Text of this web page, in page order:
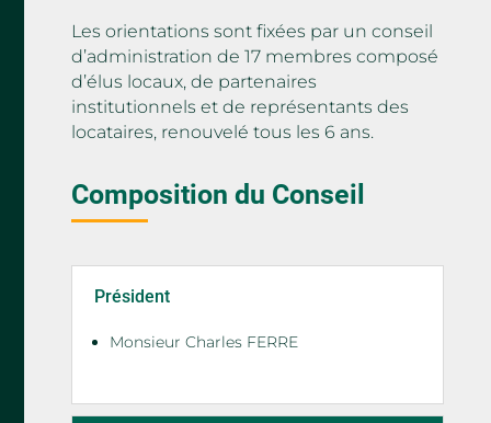
Les orientations sont fixées par un conseil
d’administration de 17 membres composé
d’élus locaux, de partenaires
institutionnels et de représentants des
locataires, renouvelé tous les 6 ans.
Composition du Conseil
Président
Monsieur Charles FERRE